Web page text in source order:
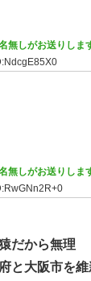
無しがお送りしま
無しがお送りしま
だから無理
と大阪市を